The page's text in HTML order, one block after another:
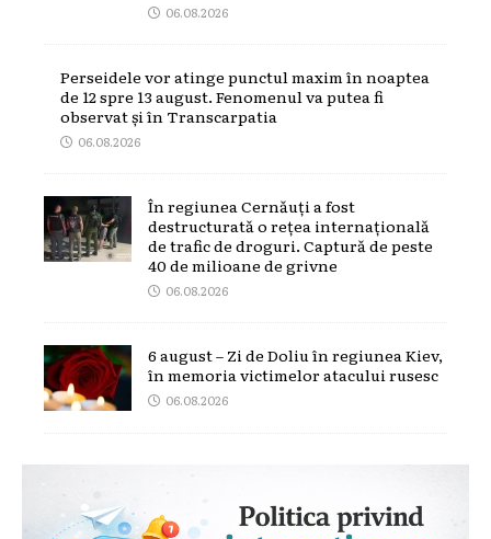
06.08.2026
Perseidele vor atinge punctul maxim în noaptea
de 12 spre 13 august. Fenomenul va putea fi
observat și în Transcarpatia
06.08.2026
În regiunea Cernăuți a fost
destructurată o rețea internațională
de trafic de droguri. Captură de peste
40 de milioane de grivne
06.08.2026
6 august – Zi de Doliu în regiunea Kiev,
în memoria victimelor atacului rusesc
06.08.2026